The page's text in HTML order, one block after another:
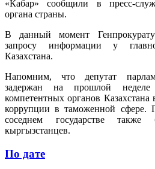
«Кабар» сообщили в пресс-
органа страны.
В данный момент
запросу информации у
Казахстана.
Напомним, что депутат
задержан на прошлой
компетентных органов Казахстана
коррупции в таможенной сфере.
соседнем государстве
кыргызстанцев.
По дате